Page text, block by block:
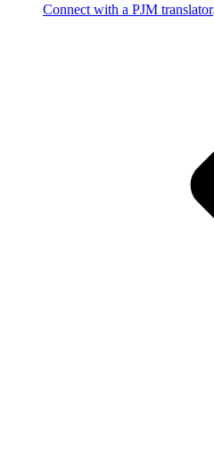
Connect with a PJM translator